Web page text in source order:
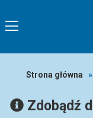
Strona główna »
Zdobądź